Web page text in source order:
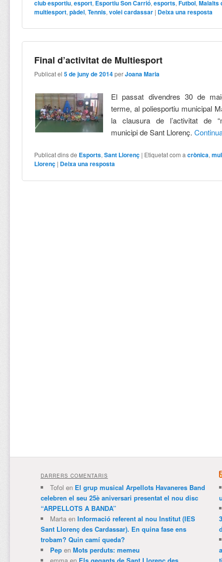
club esportiu,esport, Esportiu Son Carrió,esports,Futbol,Malalts
multiesport,pàdel,Tennis,volei cardassar | Deixa una resposta
Final d’activitat de Multiesport
Publicat el5 de juny de 2014 perJoana Maria
El passat divendres 30 de
terme, al poliesportiu municipal
la clausura de l’activitat de
municipi de Sant Llorenç.
Publicat dins de Esports,Sant Llorenç | Etiquetat com a crònica,
Llorenç | Deixa una resposta
DARRERS COMENTARIS
Tofol en El grup musical Arpellots Havaneres Band
celebren el seu 25è aniversari presentat el nou disc
“ARPELLOTS A BANDA”
Martaen Informació referent al nou Institut (IES
Sant Llorenç des Cardassar). En quina fase ens
trobam? Quin camí queda?
Pepen Mots perduts: memeu